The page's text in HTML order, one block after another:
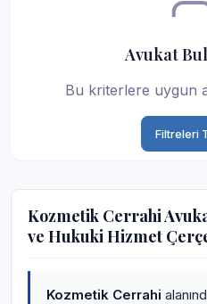
Avukat
Bu kriterlere uygun
Filtreleri
Kozmetik Cerrahi
ve Hukuki Hizmet
Kozmetik Cerrahi